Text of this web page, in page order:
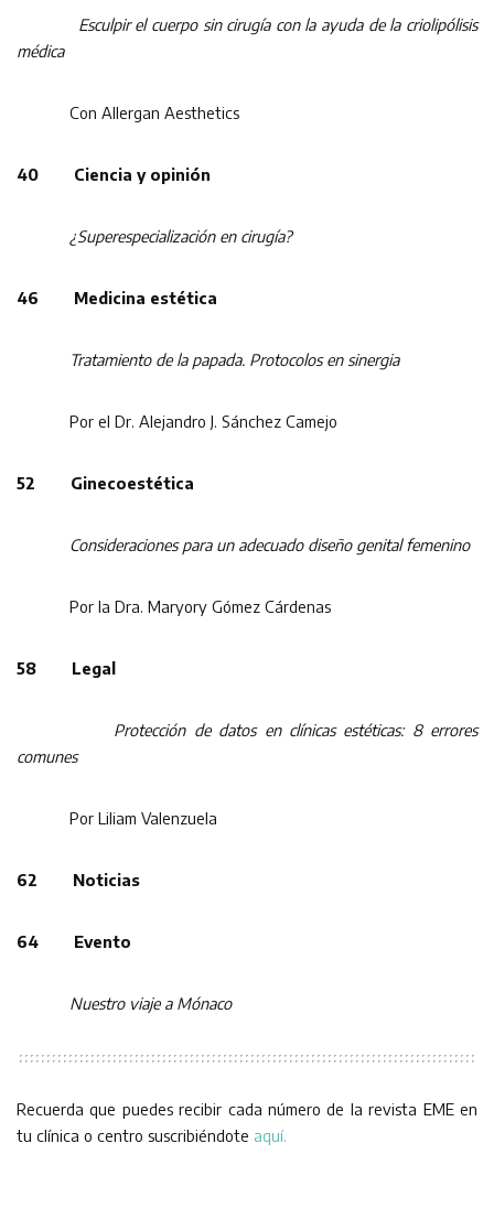
Esculpir el cuerpo sin cirugía con la ayuda de la criolipólisis
médica
Con Allergan Aesthetics
40 Ciencia y opinión
¿Superespecialización en cirugía?
46 Medicina estética
Tratamiento de la papada. Protocolos en sinergia
Por el Dr. Alejandro J. Sánchez Camejo
52 Ginecoestética
Consideraciones para un adecuado diseño genital femenino
Por la Dra. Maryory Gómez Cárdenas
58 Legal
Protección de datos en clínicas estéticas: 8 errores
comunes
Por Liliam Valenzuela
62 Noticias
64 Evento
Nuestro viaje a Mónaco
Recuerda que puedes recibir cada número de la revista EME en
tu clínica o centro suscribiéndote aquí.